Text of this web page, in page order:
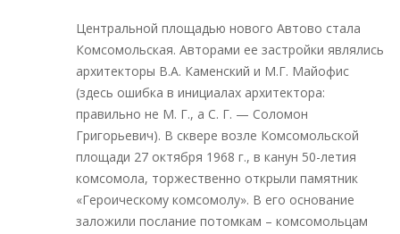
Центральной площадью нового Автово стала
Комсомольская. Авторами ее застройки являлись
архитекторы В.А. Каменский и М.Г. Майофис
(здесь ошибка в инициалах архитектора:
правильно не М. Г., а С. Г. — Соломон
Григорьевич). В сквере возле Комсомольской
площади 27 октября 1968 г., в канун 50-летия
комсомола, торжественно открыли памятник
«Героическому комсомолу». В его основание
заложили послание потомкам – комсомольцам